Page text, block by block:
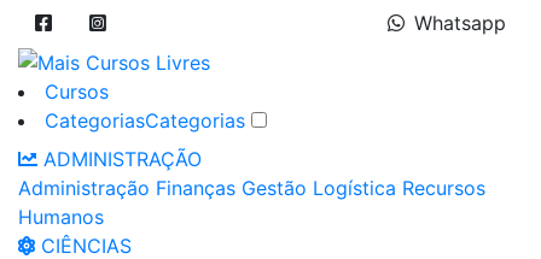
Whatsapp
Cursos
CategoriasCategorias
ADMINISTRAÇÃO
Administração Finanças Gestão Logística Recursos
Humanos
CIÊNCIAS